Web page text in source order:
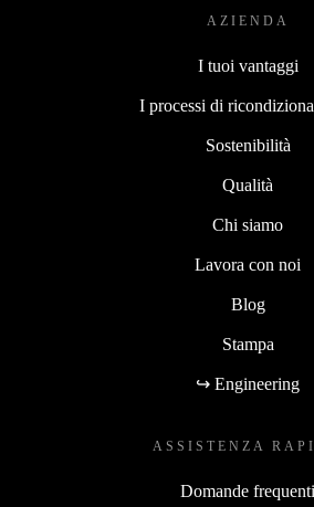
AZIENDA
I tuoi vantaggi
I processi di
Sostenibilità
Qualità
Chi siamo
Lavora con noi
Blog
Stampa
↪ Engineering
ASSISTENZA
Domande frequenti